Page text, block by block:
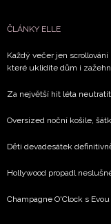
ČLÁNKY ELLE
Každý večer jen
které uklidíte dům i
Za největší hit léta
Oversized noční košile,
Děti devadesátek
Hollywood propadl
Champagne O'Clock s